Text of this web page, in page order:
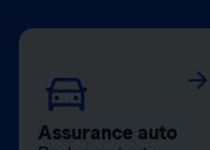
Assurance auto